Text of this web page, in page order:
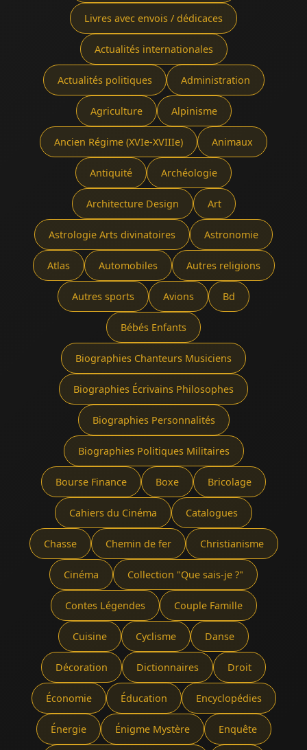
Livres avec envois / dédicaces
Actualités internationales
Actualités politiques Administration
Agriculture Alpinisme
Ancien Régime (XVIe-XVIIIe) Animaux
Antiquité Archéologie
Architecture Design Art
Astrologie Arts divinatoires Astronomie
Atlas Automobiles Autres religions
Autres sports Avions Bd
Bébés Enfants
Biographies Chanteurs Musiciens
Biographies Écrivains Philosophes
Biographies Personnalités
Biographies Politiques Militaires
Bourse Finance Boxe Bricolage
Cahiers du Cinéma Catalogues
Chasse Chemin de fer Christianisme
Cinéma Collection "Que sais-je ?"
Contes Légendes Couple Famille
Cuisine Cyclisme Danse
Décoration Dictionnaires Droit
Économie Éducation Encyclopédies
Énergie Énigme Mystère Enquête